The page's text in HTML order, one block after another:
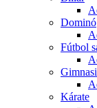
Dominó
Fútbol
Kárate